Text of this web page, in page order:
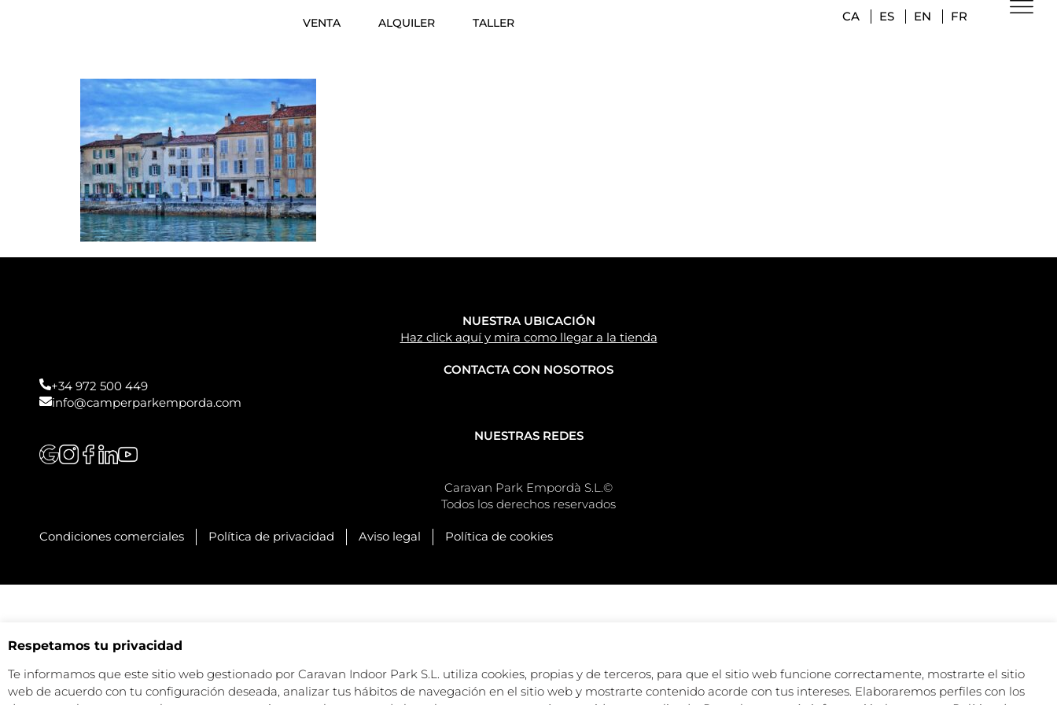
VENTA ALQUILER TALLER CA ES EN FR
NUESTRA UBICACIÓN
Haz click aquí y mira como llegar a la tienda
CONTACTA CON NOSOTROS
+34 972 500 449
info@camperparkemporda.com
NUESTRAS REDES
Caravan Park Empordà S.L.©
Todos los derechos reservados
Condiciones comerciales Política de privacidad Aviso legal Política de cookies
Respetamos tu privacidad
Te informamos que este sitio web gestionado por Caravan Indoor Park S.L. utiliza cookies, propias y de terceros, para que el sitio web funcione correctamente, mostrarte el sitio
web de acuerdo con tu configuración deseada, analizar tus hábitos de navegación en el sitio web y mostrarte contenido acorde con tus intereses. Elaboraremos perfiles con los